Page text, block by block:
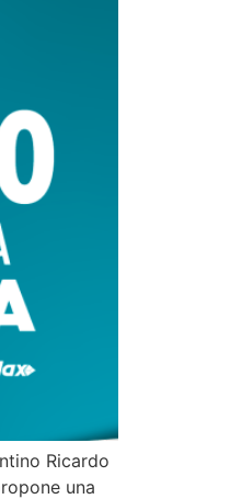
Ricardo
una